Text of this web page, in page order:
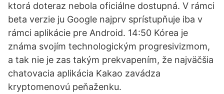
ktorá doteraz nebola oficiálne dostupná. V rámci
beta verzie ju Google najprv sprístupňuje iba v
rámci aplikácie pre Android. 14:50 Kórea je
známa svojím technologickým progresivizmom,
a tak nie je zas takým prekvapením, že najväčšia
chatovacia aplikácia Kakao zavádza
kryptomenovú peňaženku.